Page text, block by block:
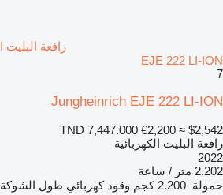
EJE 222 LI-ION
7
Jungheinrich EJE 222 LI-ION
TND 7,447.000 €2,200 ≈ $2,542
رافعة البليت الكهربائية
2022
2.202 متر / ساعة
حمولة 2.200 كجم وقود كهربائي طول الشوكة